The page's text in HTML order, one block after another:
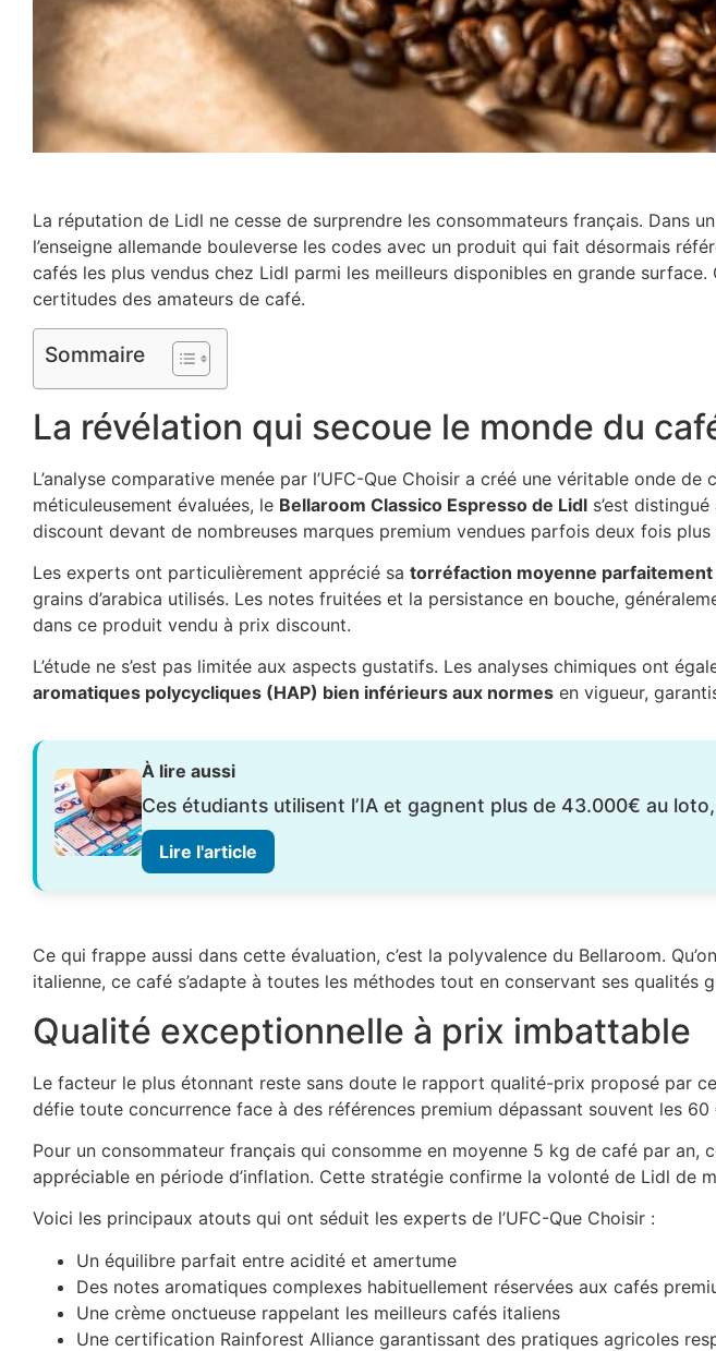
La réputation de Lidl ne cesse de surprendre les consommateurs français. Dans
l’enseigne allemande bouleverse les codes avec un produit qui fait désormais
cafés les plus vendus chez Lidl parmi les meilleurs disponibles en grande
certitudes des amateurs de café.
Sommaire
La révélation qui secoue le monde du
L’analyse comparative menée par l’UFC-Que Choisir a créé une véritable onde
méticuleusement évaluées, le Bellaroom Classico Espresso de Lidl s’est
discount devant de nombreuses marques premium vendues parfois deux fois plus
Les experts ont particulièrement apprécié sa torréfaction moyenne
grains d’arabica utilisés. Les notes fruitées et la persistance en bouche,
dans ce produit vendu à prix discount.
L’étude ne s’est pas limitée aux aspects gustatifs. Les analyses chimiques ont
aromatiques polycycliques (HAP) bien inférieurs aux normes en vigueur,
À lire aussi
Ces étudiants utilisent l’IA et gagnent plus de 43.000€ au
Lire l'article
Ce qui frappe aussi dans cette évaluation, c’est la polyvalence du Bellaroom.
italienne, ce café s’adapte à toutes les méthodes tout en conservant ses qualités
Qualité exceptionnelle à prix imbattable
Le facteur le plus étonnant reste sans doute le rapport qualité-prix proposé par
défie toute concurrence face à des références premium dépassant souvent les
Pour un consommateur français qui consomme en moyenne 5 kg de café par
appréciable en période d’inflation. Cette stratégie confirme la volonté de Lidl de
Voici les principaux atouts qui ont séduit les experts de l’UFC-Que Choisir :
Un équilibre parfait entre acidité et amertume
Des notes aromatiques complexes habituellement réservées aux cafés
Une crème onctueuse rappelant les meilleurs cafés italiens
Une certification Rainforest Alliance garantissant des pratiques agricoles